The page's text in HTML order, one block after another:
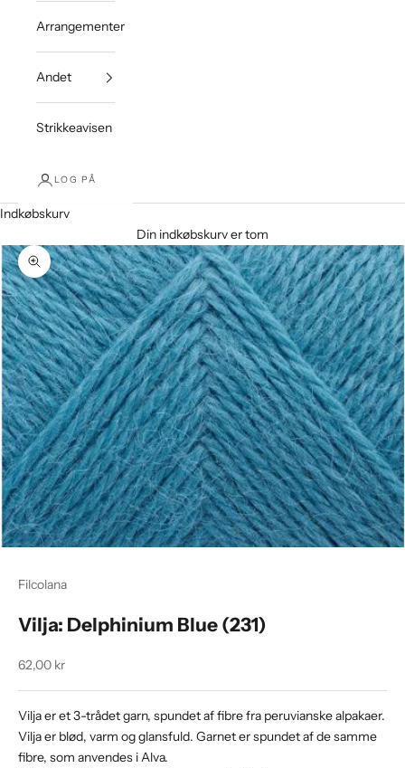
Arrangementer
Andet
Strikkeavisen
LOG PÅ
Indkøbskurv
Din indkøbskurv er tom
Zoom
Filcolana
Vilja: Delphinium Blue (231)
Salgspris
62,00 kr
Vilja er et 3-trådet garn, spundet af fibre fra peruvianske alpakaer.
Vilja er blød, varm og glansfuld. Garnet er spundet af de samme
fibre, som anvendes i Alva.